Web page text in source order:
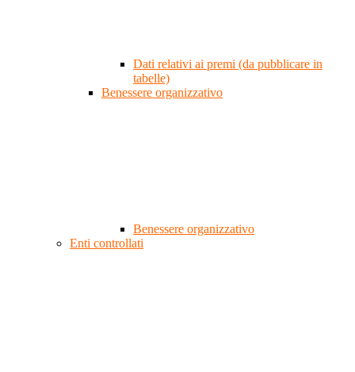
Dati relativi ai premi (da pubblicare in
tabelle)
Benessere organizzativo
Benessere organizzativo
Enti controllati